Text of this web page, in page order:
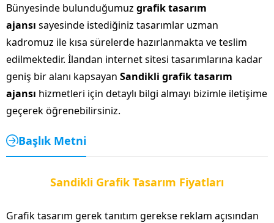
Bünyesinde bulunduğumuz grafik tasarım
ajansı sayesinde istediğiniz tasarımlar uzman
kadromuz ile kısa sürelerde hazırlanmakta ve teslim
edilmektedir. İlandan internet sitesi tasarımlarına kadar
geniş bir alanı kapsayan Sandikli grafik tasarım
ajansı hizmetleri için detaylı bilgi almayı bizimle iletişime
geçerek öğrenebilirsiniz.
Başlık Metni
Sandikli Grafik Tasarım Fiyatları
Grafik tasarım gerek tanıtım gerekse reklam açısından